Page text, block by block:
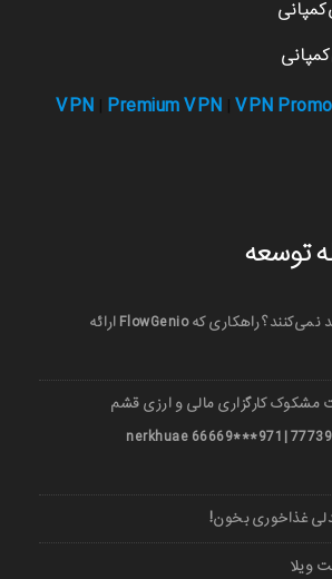
کمپانی
VPN Premium VPN VPN
توسعه
چرا بیشتر تریدرها رشد نمی‌کنند؟ راهکاری که FlowGenio ارائه
مشکوک کارگزاری مالی و ارزی قشم
501036018 | 971***77739 | 971***66669 nerkhuae
غذاخوری بخون!
ویلا